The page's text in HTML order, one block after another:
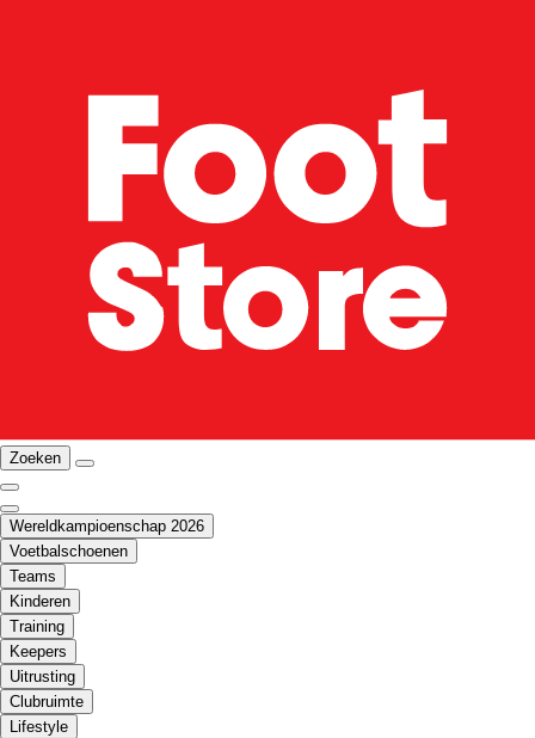
Zoeken
Wereldkampioenschap 2026
Voetbalschoenen
Teams
Kinderen
Training
Keepers
Uitrusting
Clubruimte
Lifestyle